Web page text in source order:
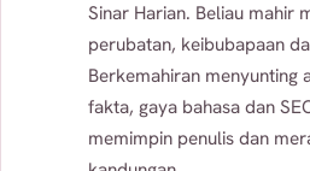
Sinar Harian. Beliau mahir
perubatan, keibubapaan
Berkemahiran menyunting
fakta, gaya bahasa dan
memimpin penulis dan